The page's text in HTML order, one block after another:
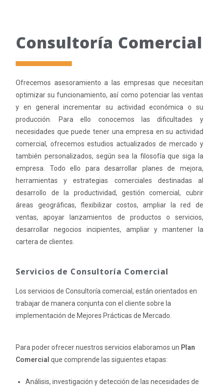
Consultoría Comercial
Ofrecemos asesoramiento a las empresas que necesitan
optimizar su funcionamiento, así como potenciar las ventas
y en general incrementar su actividad económica o su
producción. Para ello conocemos las dificultades y
necesidades que puede tener una empresa en su actividad
comercial, ofrecemos estudios actualizados de mercado y
también personalizados, según sea la filosofía que siga la
empresa. Todo ello para desarrollar planes de mejora,
herramientas y estrategias comerciales destinadas al
desarrollo de la productividad, gestión comercial, cubrir
áreas geográficas, flexibilizar costos, ampliar la red de
ventas, apoyar lanzamientos de productos o servicios,
desarrollar negocios incipientes, ampliar y mantener la
cartera de clientes.
Servicios de Consultoría Comercial
Los servicios de Consultoría comercial, están orientados en
trabajar de manera conjunta con el cliente sobre la
implementación de Mejores Prácticas de Mercado.
Para poder ofrecer nuestros servicios elaboramos un Plan
Comercial que comprende las siguientes etapas:
Análisis, investigación y detección de las necesidades de